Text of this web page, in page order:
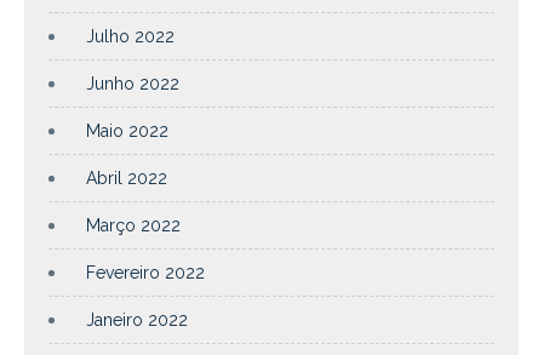
Julho 2022
Junho 2022
Maio 2022
Abril 2022
Março 2022
Fevereiro 2022
Janeiro 2022